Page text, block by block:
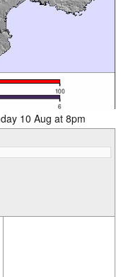
10 Aug at 8pm